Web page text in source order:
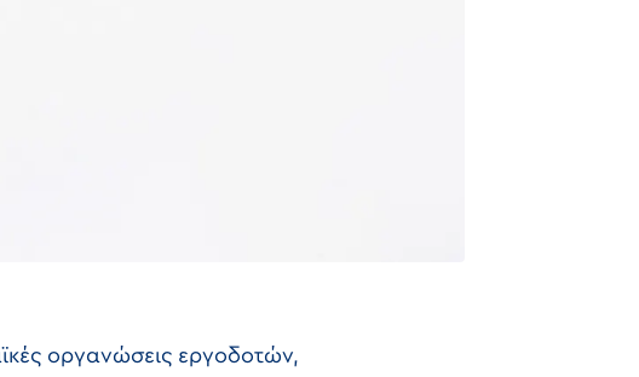
οργανώσεις εργοδοτών,